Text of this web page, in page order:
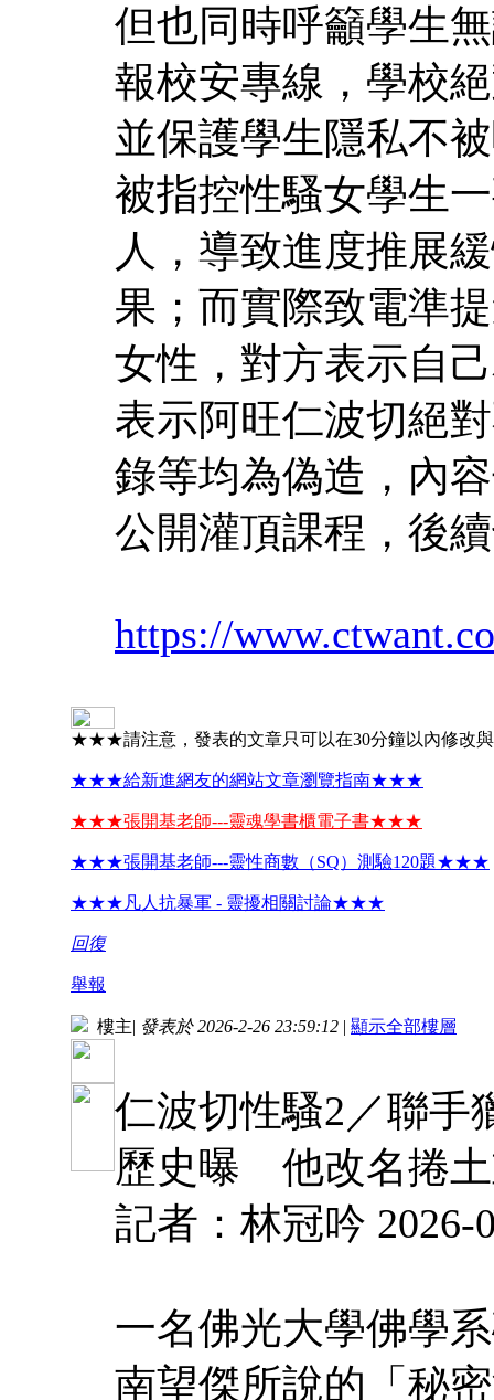
但也同時呼籲學生
報校安專線，學校
並保護學生隱私不
被指控性騷女學生
人，導致進度推展
果；而實際致電準
女性，對方表示自
表示阿旺仁波切絕
錄等均為偽造，內
公開灌頂課程，後
https://
★★★請注意，發表的文章只可以在30分鐘以內修
★★★給新進網友的網站文章瀏覽指南★★★
★★★張開基老師---靈魂學書櫃電子書★★★
★★★張開基老師---靈性商數（SQ）測驗120題★★★
★★★凡人抗暴軍 - 靈擾相關討論★★★
回復
舉報
樓主| 發表於 2026-2-26 23:59:12 | 顯示全部樓層
仁波切性騷2／聯手
歷史曝 他改名捲
記者：林冠吟
一名佛光大學佛學
南望傑所說的「秘